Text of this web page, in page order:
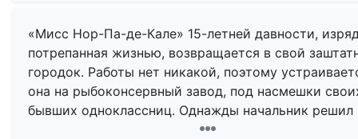
«Мисс Нор-Па-де-Кале» 15-летней давности,
потрепанная жизнью, возвращается в свой
городок. Работы нет никакой, поэтому
она на рыбоконсервный завод, под насмешки
бывших одноклассниц. Однажды начальник решил
проявить слишком пристальное внимание к